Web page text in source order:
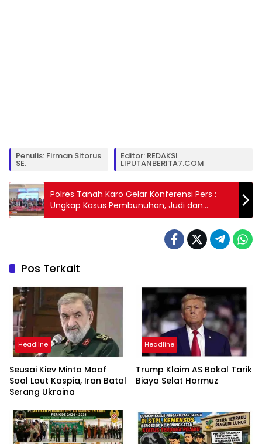
Penulis: Firman Sitorus
SE.
Editor: REDAKSI
LIPUTANBERITA7.COM
Polres Tanah Karo Gelar Konferensi Pers :
Ungkap Kasus Pembunuhan, Judi dan
Narkoba
Pos Terkait
Headline
Seusai Kiev Minta Maaf
Soal Laut Kaspia, Iran Batal
Serang Ukraina
Headline
Trump Klaim AS Bakal Tarik
Biaya Selat Hormuz